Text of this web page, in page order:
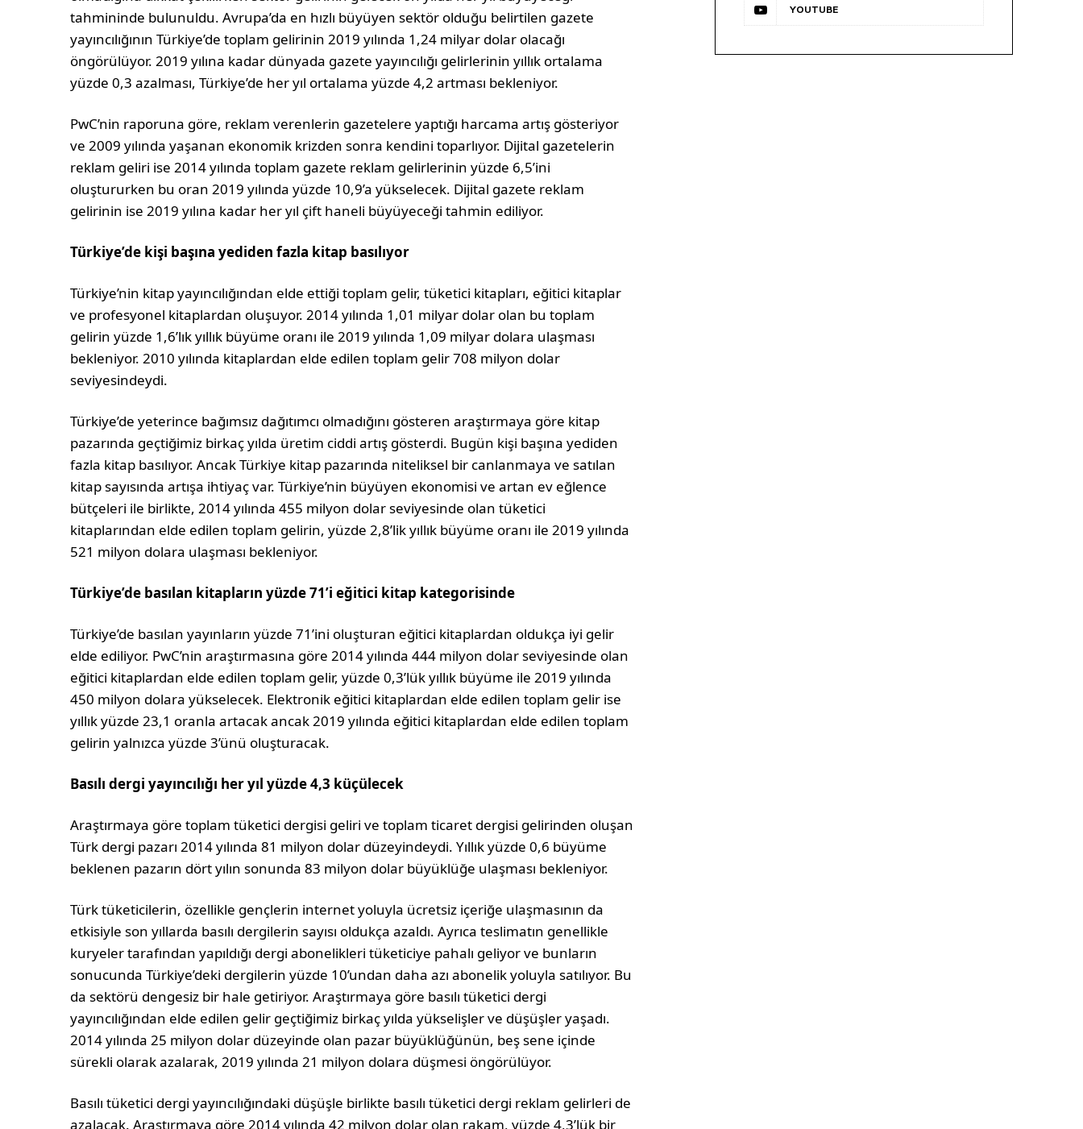
tahmininde bulunuldu. Avrupa’da en hızlı büyüyen sektör olduğu belirtilen gazete
yayıncılığının Türkiye’de toplam gelirinin 2019 yılında 1,24 milyar dolar olacağı
öngörülüyor. 2019 yılına kadar dünyada gazete yayıncılığı gelirlerinin yıllık ortalama
yüzde 0,3 azalması, Türkiye’de her yıl ortalama yüzde 4,2 artması bekleniyor.
PwC’nin raporuna göre, reklam verenlerin gazetelere yaptığı harcama artış gösteriyor
ve 2009 yılında yaşanan ekonomik krizden sonra kendini toparlıyor. Dijital gazetelerin
reklam geliri ise 2014 yılında toplam gazete reklam gelirlerinin yüzde 6,5’ini
oluştururken bu oran 2019 yılında yüzde 10,9’a yükselecek. Dijital gazete reklam
gelirinin ise 2019 yılına kadar her yıl çift haneli büyüyeceği tahmin ediliyor.
Türkiye’de kişi başına yediden fazla kitap basılıyor
Türkiye’nin kitap yayıncılığından elde ettiği toplam gelir, tüketici kitapları, eğitici kitaplar
ve profesyonel kitaplardan oluşuyor. 2014 yılında 1,01 milyar dolar olan bu toplam
gelirin yüzde 1,6’lık yıllık büyüme oranı ile 2019 yılında 1,09 milyar dolara ulaşması
bekleniyor. 2010 yılında kitaplardan elde edilen toplam gelir 708 milyon dolar
seviyesindeydi.
Türkiye’de yeterince bağımsız dağıtımcı olmadığını gösteren araştırmaya göre kitap
pazarında geçtiğimiz birkaç yılda üretim ciddi artış gösterdi. Bugün kişi başına yediden
fazla kitap basılıyor. Ancak Türkiye kitap pazarında niteliksel bir canlanmaya ve satılan
kitap sayısında artışa ihtiyaç var. Türkiye’nin büyüyen ekonomisi ve artan ev eğlence
bütçeleri ile birlikte, 2014 yılında 455 milyon dolar seviyesinde olan tüketici
kitaplarından elde edilen toplam gelirin, yüzde 2,8’lik yıllık büyüme oranı ile 2019 yılında
521 milyon dolara ulaşması bekleniyor.
Türkiye’de basılan kitapların yüzde 71’i eğitici kitap kategorisinde
Türkiye’de basılan yayınların yüzde 71’ini oluşturan eğitici kitaplardan oldukça iyi gelir
elde ediliyor. PwC’nin araştırmasına göre 2014 yılında 444 milyon dolar seviyesinde olan
eğitici kitaplardan elde edilen toplam gelir, yüzde 0,3’lük yıllık büyüme ile 2019 yılında
450 milyon dolara yükselecek. Elektronik eğitici kitaplardan elde edilen toplam gelir ise
yıllık yüzde 23,1 oranla artacak ancak 2019 yılında eğitici kitaplardan elde edilen toplam
gelirin yalnızca yüzde 3’ünü oluşturacak.
Basılı dergi yayıncılığı her yıl yüzde 4,3 küçülecek
Araştırmaya göre toplam tüketici dergisi geliri ve toplam ticaret dergisi gelirinden oluşan
Türk dergi pazarı 2014 yılında 81 milyon dolar düzeyindeydi. Yıllık yüzde 0,6 büyüme
beklenen pazarın dört yılın sonunda 83 milyon dolar büyüklüğe ulaşması bekleniyor.
Türk tüketicilerin, özellikle gençlerin internet yoluyla ücretsiz içeriğe ulaşmasının da
etkisiyle son yıllarda basılı dergilerin sayısı oldukça azaldı. Ayrıca teslimatın genellikle
kuryeler tarafından yapıldığı dergi abonelikleri tüketiciye pahalı geliyor ve bunların
sonucunda Türkiye’deki dergilerin yüzde 10’undan daha azı abonelik yoluyla satılıyor. Bu
da sektörü dengesiz bir hale getiriyor. Araştırmaya göre basılı tüketici dergi
yayıncılığından elde edilen gelir geçtiğimiz birkaç yılda yükselişler ve düşüşler yaşadı.
2014 yılında 25 milyon dolar düzeyinde olan pazar büyüklüğünün, beş sene içinde
sürekli olarak azalarak, 2019 yılında 21 milyon dolara düşmesi öngörülüyor.
Basılı tüketici dergi yayıncılığındaki düşüşle birlikte basılı tüketici dergi reklam gelirleri de
azalacak. Araştırmaya göre 2014 yılında 42 milyon dolar olan rakam, yüzde 4,3’lük bir
YOUTUBE